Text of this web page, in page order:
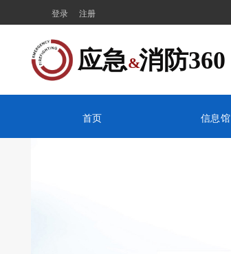
登录 注册
应急  消防360
&
首页 信息馆